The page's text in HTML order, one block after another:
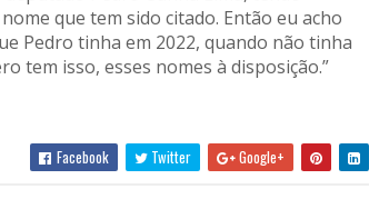
que tem sido citado. Então eu acho
Pedro tinha em 2022, quando não tinha
tem isso, esses nomes à disposição.”
Facebook Twitter Google+